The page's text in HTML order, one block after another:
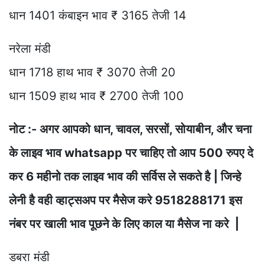
धान 1401 कंबाइन भाव ₹ 3165 तेजी 14
नरेला मंडी
धान 1718 हाथ भाव ₹ 3070 तेजी 20
धान 1509 हाथ भाव ₹ 2700 तेजी 100
नोट :- अगर आपको धान, चावल, सरसों, सोयाबीन, और चना
के लाइव भाव whatsapp पर चाहिए तो आप 500 रुपए दे
कर 6 महीनो तक लाइव भाव की सर्विस ले सकते है | जिन्हे
लेनी है वही व्हाट्सअप पर मैसेज करे 9518288171 इस
नंबर पर खाली भाव पूछने के लिए काल या मैसेज ना करे |
डबरा मंडी